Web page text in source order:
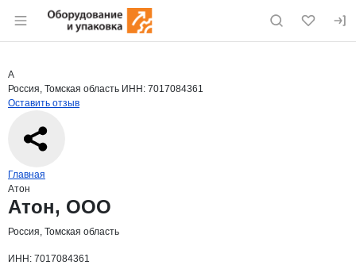
Раздел навигации по сайту eqinfo.ru
Страница компании
Страница компании
Краткая информация о компании
А
Россия, Томская область ИНН: 7017084361
Оставить отзыв
Навигация по сайту
Главная
Атон
Основная информация о компании
Атон, ООО
Россия, Томская область
ИНН: 7017084361